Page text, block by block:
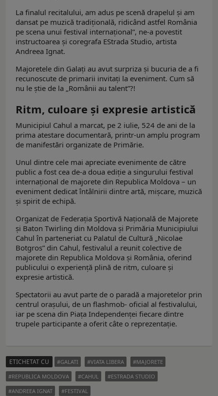
La finalul recitalului, am adus pe scenă drapelul şi am
dansat pe muzică tradiţională, ridicând astfel România
pe scena unui festival internaţional”, ne-a povestit
instructoarea şi coregrafa EStrada Studio, artista
Andreea Ignat.
Majoretele din Galaţi au avut surpriza şi bucuria de a fi
recunoscute de primarii invitaţi la eveniment. Cum să
nu le ştie de la „Românii au talent”?!
Ritm, culoare și expresie artistică
Municipiul Cahul a marcat, pe 2 iulie, 524 de ani de la
prima atestare documentară, printr-un amplu program
de manifestări organizate de Primărie.
Unul dintre cele mai apreciate evenimente de către
public a fost cea de-a doua ediție a singurului festival
internațional de majorete din Republica Moldova – un
eveniment dedicat întâlnirii dintre artă, mișcare, muzică
și spirit de echipă.
Organizat de Federația Sportivă Națională de Majorete
și Baton Twirling din Moldova și Primăria Municipiului
Cahul în parteneriat cu Palatul de Cultură „Nicolae
Botgros” din Cahul, festivalul a reunit colective de
majorete din Republica Moldova și România, oferind
publicului o experiență plină de ritm, culoare și
expresie artistică.
Spectatorii au avut parte de o paradă a majoretelor prin
centrul oraşului, de un flashmob- oficial al festivalului,
iar pe scena din Piața Independenței fiecare dintre
trupele participante a oferit câte o reprezentaţie.
ETICHETAT CU GALATI VIATA LIBERA
MAJORETE
REPUBLICA MOLDOVA
CAHUL
ESTRADA STUDIO
ANDREEA IGNAT
FESTIVAL